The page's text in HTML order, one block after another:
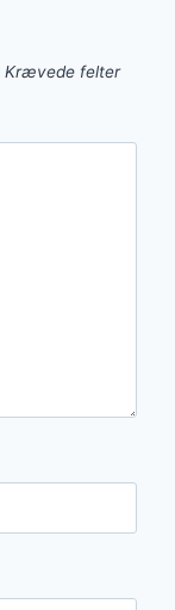
Krævede felter